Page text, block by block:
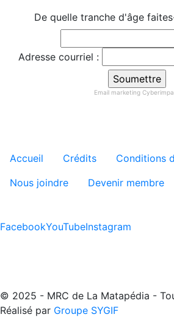
De quelle tranche d'âge
Adresse courriel :
Email marketing
Menu tertiaire de
Accueil Crédits
Conditions
Nous joindre
Devenir membre
FacebookYouTubeInstagram
© 2025 - MRC de La Matapédia -
Réalisé par Groupe SYGIF